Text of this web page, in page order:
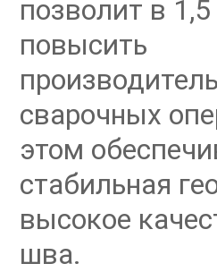
позволит в
повысить
сварочных
этом
стабильная
высокое
шва.